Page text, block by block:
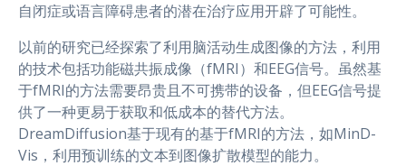
自闭症或语言障碍患者的潜在治疗应用开辟了可能性。
以前的研究已经探索了利用脑活动生成图像的方法，利用
的技术包括功能磁共振成像（fMRI）和EEG信号。虽然基
于fMRI的方法需要昂贵且不可携带的设备，但EEG信号提
供了一种更易于获取和低成本的替代方法。
DreamDiffusion基于现有的基于fMRI的方法，如MinD-
Vis，利用预训练的文本到图像扩散模型的能力。